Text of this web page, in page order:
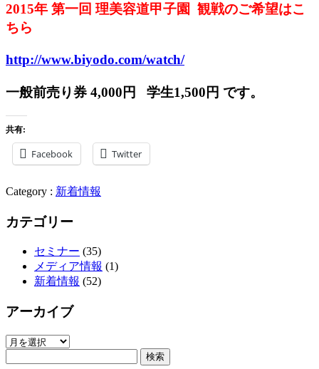
2015年 第一回 理美容道甲子園 観戦のご希望はこ
ちら
http://www.biyodo.com/watch/
一般前売り券 4,000円 学生1,500円 です。
共有:
Facebook Twitter
Category : 新着情報
カテゴリー
セミナー (35)
メディア情報 (1)
新着情報 (52)
アーカイブ
ア